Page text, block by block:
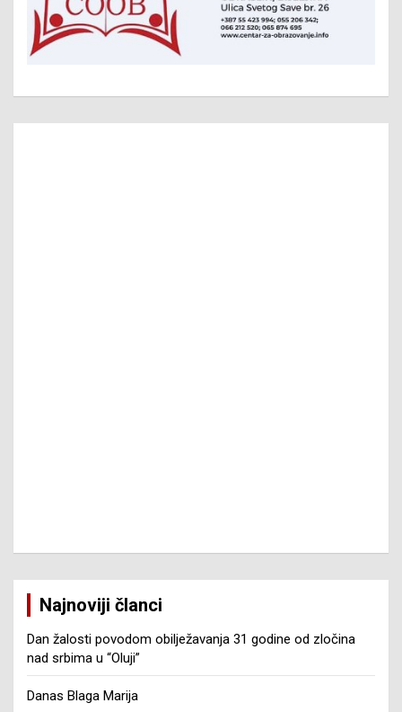
Najnoviji članci
Dan žalosti povodom obilježavanja 31 godine od zločina
nad srbima u “Oluji”
Danas Blaga Marija